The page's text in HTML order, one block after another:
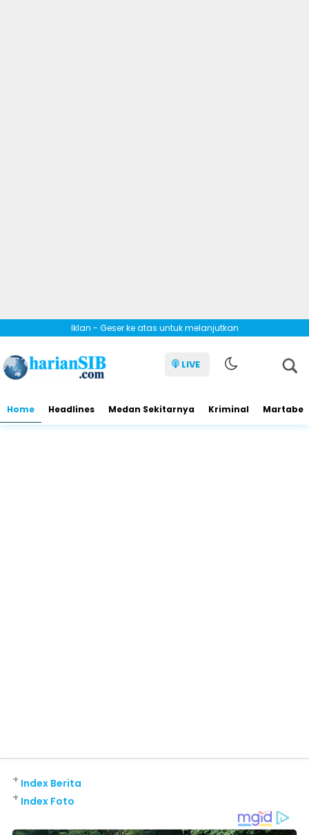
Iklan - Geser ke atas untuk melanjutkan
LIVE
Home Headlines Medan Sekitarnya Kriminal Martabe
Index Berita
+
Index Foto
+